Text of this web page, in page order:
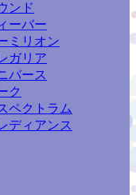
ンド
ーバー
ミリオン
ガリア
バース
ク
ペクトラム
ディアンス